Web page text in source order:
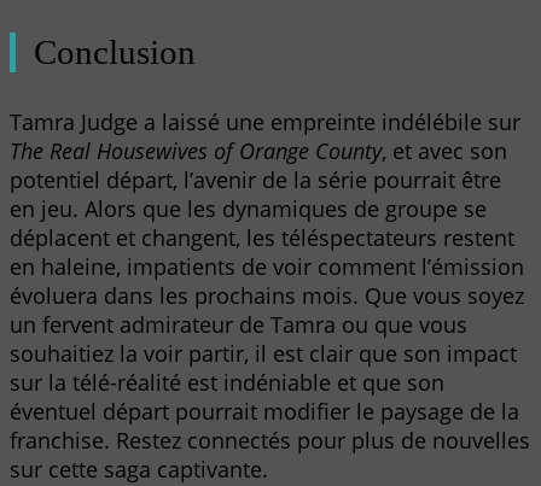
Conclusion
Tamra Judge a laissé une empreinte indélébile sur
The Real Housewives of Orange County, et avec son
potentiel départ, l’avenir de la série pourrait être
en jeu. Alors que les dynamiques de groupe se
déplacent et changent, les téléspectateurs restent
en haleine, impatients de voir comment l’émission
évoluera dans les prochains mois. Que vous soyez
un fervent admirateur de Tamra ou que vous
souhaitiez la voir partir, il est clair que son impact
sur la télé-réalité est indéniable et que son
éventuel départ pourrait modifier le paysage de la
franchise. Restez connectés pour plus de nouvelles
sur cette saga captivante.